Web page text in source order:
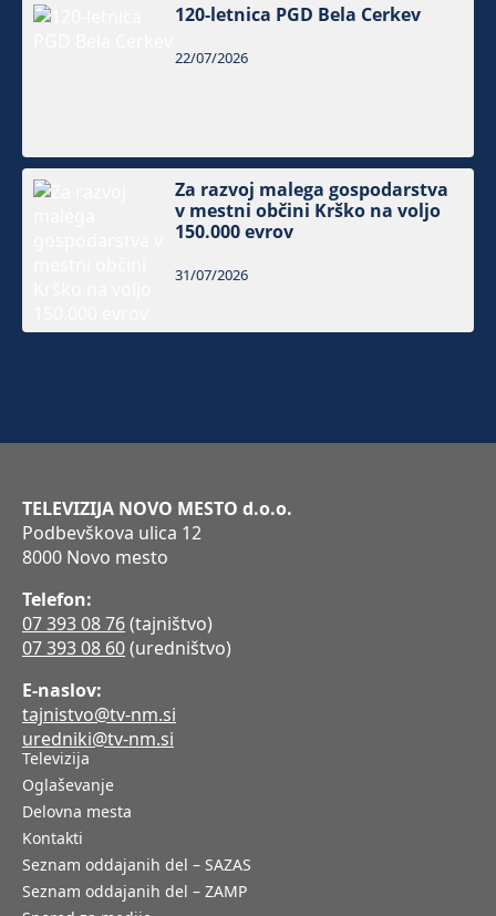
120-letnica PGD Bela Cerkev
22/07/2026
Za razvoj malega gospodarstva
v mestni občini Krško na voljo
150.000 evrov
31/07/2026
TELEVIZIJA NOVO MESTO d.o.o.
Podbevškova ulica 12
8000 Novo mesto
Telefon:
07 393 08 76(tajništvo)
07 393 08 60(uredništvo)
E-naslov:
tajnistvo@tv-nm.si
uredniki@tv-nm.si
Televizija
Oglaševanje
Delovna mesta
Kontakti
Seznam oddajanih del – SAZAS
Seznam oddajanih del – ZAMP